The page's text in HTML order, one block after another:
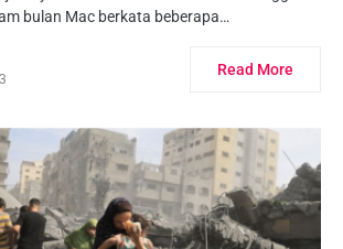
bulan Mac berkata beberapa…
Read More